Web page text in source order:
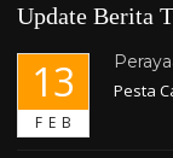
Update Berita
13
FEB
Pesta